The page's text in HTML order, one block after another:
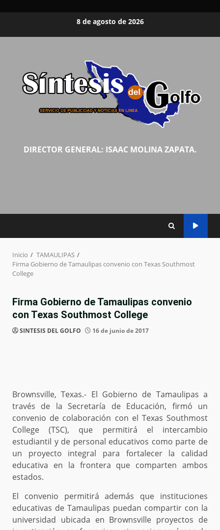
8 de agosto de 2026
DIRECTOR GENERAL: ISAAC MOLINA ZAPATA.
Inicio
TAMAULIPAS
Firma Gobierno de Tamaulipas convenio con Texas Southmost
College
Firma Gobierno de Tamaulipas convenio
con Texas Southmost College
SINTESIS DEL GOLFO 16 de junio de 2017
Brownsville, Texas.- El Gobierno de Tamaulipas a
través de la Secretaría de Educación, firmó un
convenio de colaboración con el Texas Southmost
College (TSC), que permitirá el intercambio
estudiantil y de personal educativos como parte de
un proyecto integral para fortalecer la calidad
educativa en la frontera que comparten ambos
estados.
El convenio permitirá además que instituciones
educativas de Tamaulipas puedan compartir con la
universidad ubicada en Brownsville proyectos de